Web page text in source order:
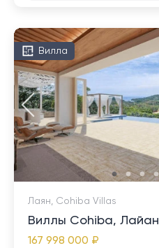
Вилла
Лаян, Cohiba Villas
Виллы Cohiba, Лайан
167 998 000 ₽